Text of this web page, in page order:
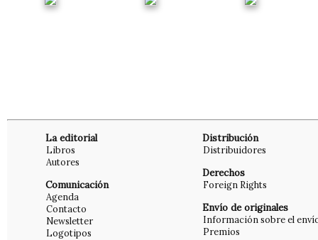
La editorial
Libros
Autores
Comunicación
Agenda
Contacto
Newsletter
Logotipos
Distribución
Distribuidores
Derechos
Foreign Rights
Envío de originales
Información sobre el
Premios